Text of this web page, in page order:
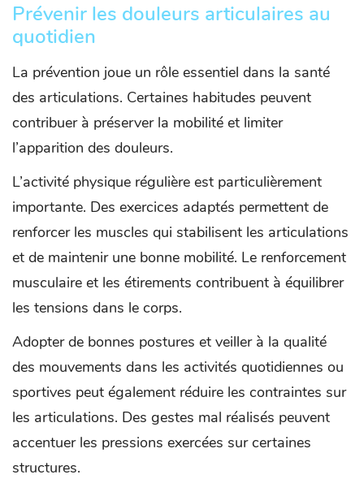
Prévenir les douleurs articulaires au
quotidien
La prévention joue un rôle essentiel dans la santé
des articulations. Certaines habitudes peuvent
contribuer à préserver la mobilité et limiter
l’apparition des douleurs.
L’activité physique régulière est particulièrement
importante. Des exercices adaptés permettent de
renforcer les muscles qui stabilisent les articulations
et de maintenir une bonne mobilité. Le renforcement
musculaire et les étirements contribuent à équilibrer
les tensions dans le corps.
Adopter de bonnes postures et veiller à la qualité
des mouvements dans les activités quotidiennes ou
sportives peut également réduire les contraintes sur
les articulations. Des gestes mal réalisés peuvent
accentuer les pressions exercées sur certaines
structures.